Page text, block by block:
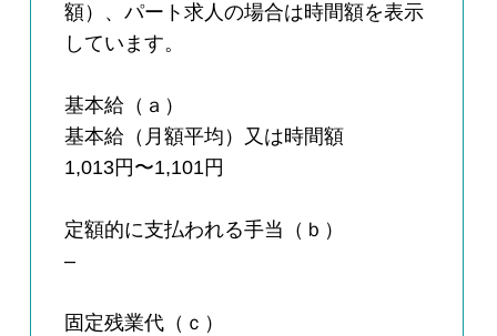
額）、パート求人の場合は時間額を表示
しています。
基本給（ａ）
基本給（月額平均）又は時間額
1,013円〜1,101円
定額的に支払われる手当（ｂ）
–
固定残業代（ｃ）